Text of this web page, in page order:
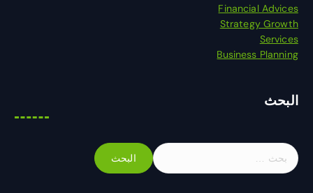
Financial Advices
Strategy Growth
Services
Business Planning
البحث
ا
ل